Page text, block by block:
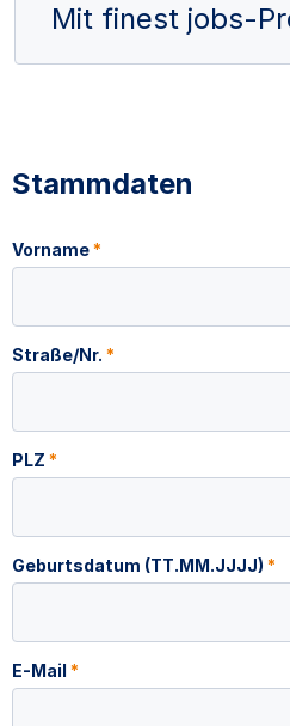
Mit finest jobs-
Stammdaten
Vorname*
Straße/Nr. *
PLZ *
Geburtsdatum (TT.MM.JJJJ) *
E-Mail *